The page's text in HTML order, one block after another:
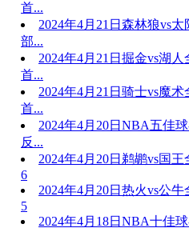
首...
2024年4月21日森林狼vs
部...
2024年4月21日掘金vs湖
首...
2024年4月21日骑士vs魔
首...
2024年4月20日NBA五佳
反...
2024年4月20日鹈鹕vs国
6
2024年4月20日热火vs公
5
2024年4月18日NBA十佳